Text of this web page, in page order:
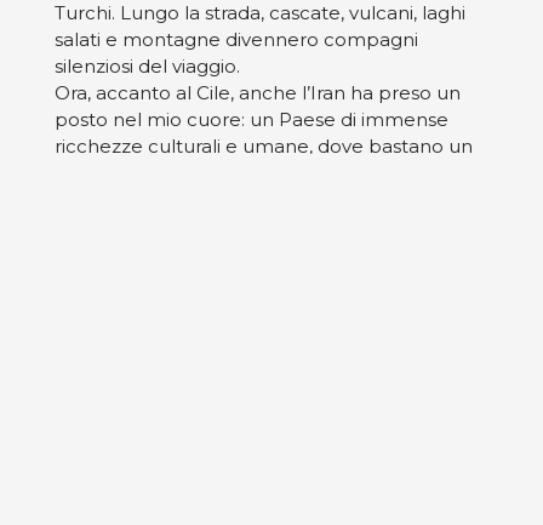
Turchi. Lungo la strada, cascate, vulcani, laghi
salati e montagne divennero compagni
silenziosi del viaggio.
Ora, accanto al Cile, anche l’Iran ha preso un
posto nel mio cuore: un Paese di immense
ricchezze culturali e umane, dove bastano un